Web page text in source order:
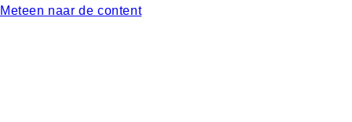
Meteen naar de content